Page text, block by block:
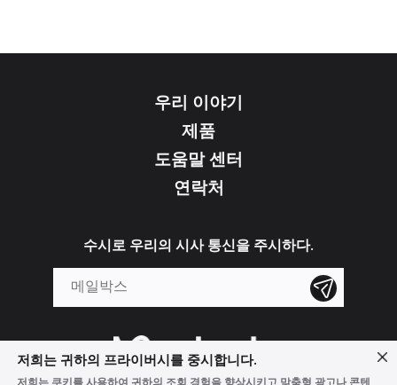
우리 이야기
제품
도움말 센터
연락처
수시로 우리의 시사 통신을 주시하다.
저희는 귀하의 프라이버시를 중시합니다.
저희는 쿠키를 사용하여 귀하의 조회 경험을 향상시키고 맞춤형 광고나 콘텐